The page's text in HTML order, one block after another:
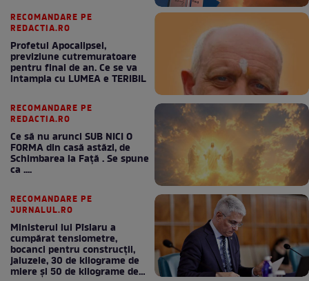
RECOMANDARE PE
REDACTIA.RO
Profetul Apocalipsei,
previziune cutremuratoare
pentru final de an. Ce se va
intampla cu LUMEA e TERIBIL
RECOMANDARE PE
REDACTIA.RO
Ce să nu arunci SUB NICI O
FORMA din casă astăzi, de
Schimbarea la Față . Se spune
ca ....
RECOMANDARE PE
JURNALUL.RO
Ministerul lui Pîslaru a
cumpărat tensiometre,
bocanci pentru construcții,
jaluzele, 30 de kilograme de
miere și 50 de kilograme de